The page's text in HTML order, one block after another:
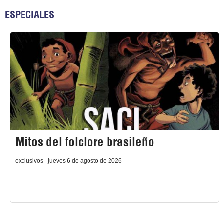
ESPECIALES
Mitos del folclore brasileño
exclusivos - jueves 6 de agosto de 2026